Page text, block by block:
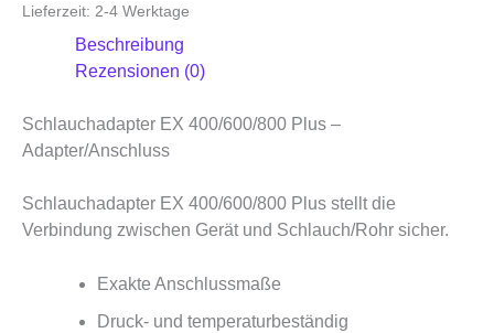
Lieferzeit: 2-4 Werktage
Beschreibung
Rezensionen (0)
Schlauchadapter EX 400/600/800 Plus –
Adapter/Anschluss
Schlauchadapter EX 400/600/800 Plus stellt die
Verbindung zwischen Gerät und Schlauch/Rohr sicher.
Exakte Anschlussmaße
Druck‑ und temperaturbeständig